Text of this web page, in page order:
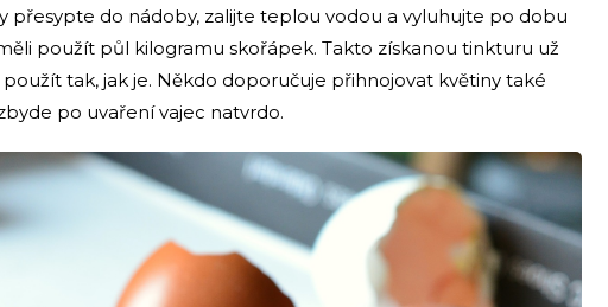
přesypte do nádoby, zalijte teplou vodou a vyluhujte po dobu
použít půl kilogramu skořápek. Takto získanou tinkturu už
tak, jak je. Někdo doporučuje přihnojovat květiny také
po uvaření vajec natvrdo.